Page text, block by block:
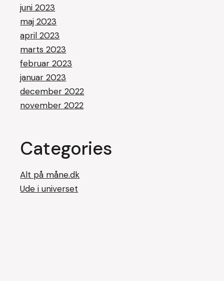
juni 2023
maj 2023
april 2023
marts 2023
februar 2023
januar 2023
december 2022
november 2022
Categories
Alt på måne.dk
Ude i universet